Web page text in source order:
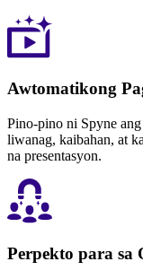
Awtomatikong
Pino-pino ni Spyne
liwanag, kaibahan, at
na presentasyon.
Perpekto para sa